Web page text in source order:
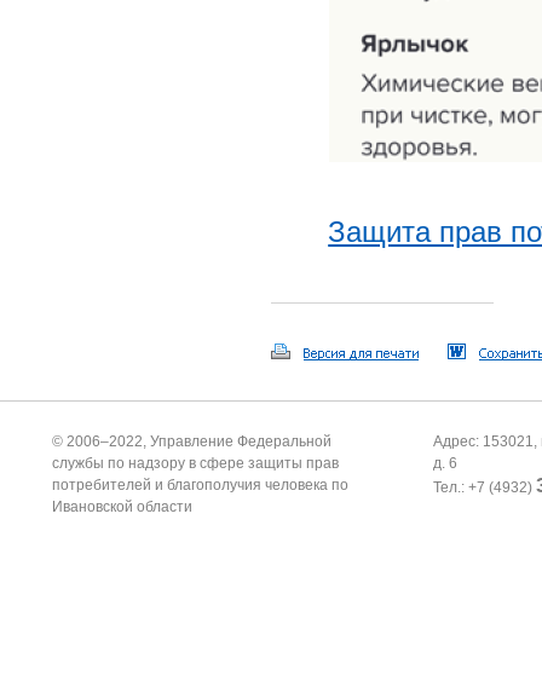
Защита прав
© 2006–2022, Управление Федеральной
службы по надзору в сфере защиты прав
потребителей и благополучия человека по
Ивановской области
Адрес: 153021,
д. 6
Тел.: +7 (4932)